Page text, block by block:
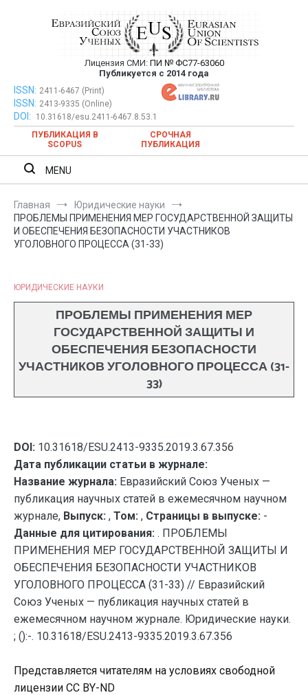
Евразийский Союз Ученых —
публикация научных статей в
ежемесячном научном журнале
Лицензия СМИ: ПИ № ФС77-63060
Публикуется с 2014 года
Евразийский Союз Ученых — публикация научных статей в
ежемесячном научном журнале
ISSN: 2411-6467 (Print)
ISSN: 2413-9335 (Online)
DOI:
10.31618/esu.2411-6467.8.53.1
ПУБЛИКАЦИЯ В
SCOPUS
СРОЧНАЯ
ПУБЛИКАЦИЯ
MENU
Главная
Юридические науки
ПРОБЛЕМЫ ПРИМЕНЕНИЯ МЕР ГОСУДАРСТВЕННОЙ ЗАЩИТЫ
И ОБЕСПЕЧЕНИЯ БЕЗОПАСНОСТИ УЧАСТНИКОВ
УГОЛОВНОГО ПРОЦЕССА (31-33)
ЮРИДИЧЕСКИЕ НАУКИ
ПРОБЛЕМЫ ПРИМЕНЕНИЯ МЕР
ГОСУДАРСТВЕННОЙ ЗАЩИТЫ И
ОБЕСПЕЧЕНИЯ БЕЗОПАСНОСТИ
УЧАСТНИКОВ УГОЛОВНОГО ПРОЦЕССА (31-
33)
DOI: 10.31618/ESU.2413-9335.2019.3.67.356
Дата публикации статьи в журнале:
Название журнала: Евразийский Союз Ученых —
публикация научных статей в ежемесячном научном
журнале, Выпуск: , Том: , Страницы в выпуске: -
Данные для цитирования: . ПРОБЛЕМЫ
ПРИМЕНЕНИЯ МЕР ГОСУДАРСТВЕННОЙ ЗАЩИТЫ И
ОБЕСПЕЧЕНИЯ БЕЗОПАСНОСТИ УЧАСТНИКОВ
УГОЛОВНОГО ПРОЦЕССА (31-33) // Евразийский
Союз Ученых — публикация научных статей в
ежемесячном научном журнале. Юридические науки.
; ():-. 10.31618/ESU.2413-9335.2019.3.67.356
Представляется читателям на условиях свободной
лицензии CC BY-ND